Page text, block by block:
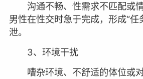
沟通不畅、性需求不匹配或
男性在性交时急于完成，形成“任
泄。
3、环境干扰
嘈杂环境、不舒适的体位或